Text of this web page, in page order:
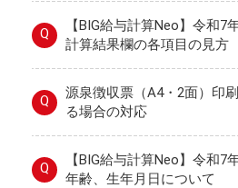
Q
【BIG給与計算Neo】令和
計算結果欄の各項目の見方
Q
源泉徴収票（A4・2面）印
る場合の対応
Q
【BIG給与計算Neo】令和7
年齢、生年月日について